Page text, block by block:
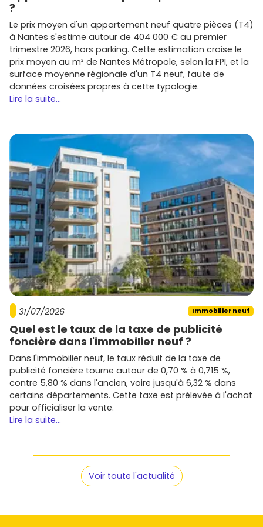
Immobilier,Eiffage Immobilier
Promotion
Chaque programme a ses spécificités : architecture,
qualité des finitions , options depersonnalisation,
calendrier delivraison. Compare les fiches détaillées et
lesplanssurVivre dans le neufpour choisir en
connaissance de cause.
achat
Voici les points essentiels à vérifier avant de te lancer :
Calibre ton budget : fais une simulation en intégrant
le prix au m², lesfrais de notaire réduits(dans le
neuf), et les coûts annexes (cuisine, placards,
revêtements si non inclus).
Vérifie les aides
: regarde ton éligibilité auPTZpour
la résidence principale et aux dispositifs
d'investissement locatifselon lezonageet les
conditions en vigueur.
Scrute l'emplacement: proximitégare TER, écoles,
commerces, stationnement. Un bon emplacement
réduit la vacance locative et facilite la revente.
Anticipe la livraison
: date prévisionnelle, garanties
(parfait achèvement, décennale), et conditions de
paiement échelonnéen VEFA.
Priorise la performance
: vise la conformité
une bonneisolation , une orientation lumineuse et, si
possible, un extérieurprivatif.
Prêt à passer à l'action ? Parcours les offres disponibles
surVivre dans le neuf, compare les secteurs (
bourg ,gare
L'essentiel à retenir pour choisir vite et
?
Le prix moyen d'un appartement neuf quatre pièces (T4)
à Nantes s'estime autour de 404 000 € au premier
trimestre 2026, hors parking. Cette estimation croise le
prix moyen au m² de Nantes Métropole, selon la FPI, et la
surface moyenne régionale d'un T4 neuf, faute de
données croisées propres à cette typologie.
Lire la suite...
31/07/2026 Immobilier neuf
Quel est le taux de la taxe de publicité
foncière dans l'immobilier neuf ?
Dans l'immobilier neuf, le taux réduit de la taxe de
publicité foncière tourne autour de 0,70 % à 0,715 %,
contre 5,80 % dans l'ancien, voire jusqu'à 6,32 % dans
certains départements. Cette taxe est prélevée à l'achat
pour officialiser la vente.
Lire la suite...
Voir toute l'actualité